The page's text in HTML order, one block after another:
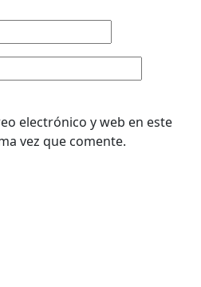
electrónico y web en este
vez que comente.